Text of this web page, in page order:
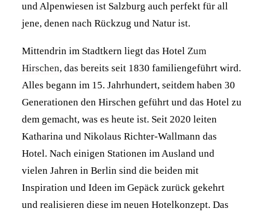
und Alpenwiesen ist Salzburg auch perfekt für all
jene, denen nach Rückzug und Natur ist.
Mittendrin im Stadtkern liegt das Hotel Zum
Hirschen, das bereits seit 1830 familiengeführt wird.
Alles begann im 15. Jahrhundert, seitdem haben 30
Generationen den Hirschen geführt und das Hotel zu
dem gemacht, was es heute ist. Seit 2020 leiten
Katharina und Nikolaus Richter-Wallmann das
Hotel. Nach einigen Stationen im Ausland und
vielen Jahren in Berlin sind die beiden mit
Inspiration und Ideen im Gepäck zurück gekehrt
und realisieren diese im neuen Hotelkonzept. Das